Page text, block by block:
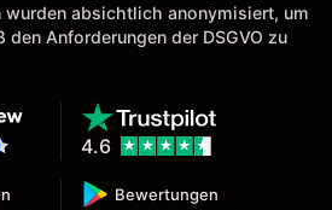
wie es
wurden absichtlich anonymisiert, um
Anforderungen der DSGVO zu
Bewertungen
4.6